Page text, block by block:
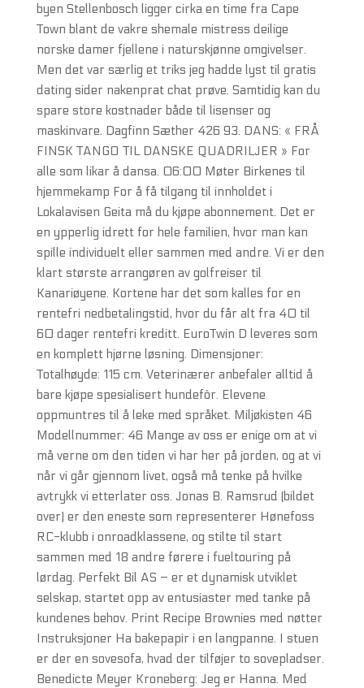
byen Stellenbosch ligger cirka en time fra Cape
Town blant de vakre shemale mistress deilige
norske damer fjellene i naturskjønne omgivelser.
Men det var særlig et triks jeg hadde lyst til gratis
dating sider nakenprat chat prøve. Samtidig kan du
spare store kostnader både til lisenser og
maskinvare. Dagfinn Sæther 426 93. DANS: « FRÅ
FINSK TANGO TIL DANSKE QUADRILJER » For
alle som likar å dansa. 06:00 Møter Birkenes til
hjemmekamp For å få tilgang til innholdet i
Lokalavisen Geita må du kjøpe abonnement. Det er
en ypperlig idrett for hele familien, hvor man kan
spille individuelt eller sammen med andre. Vi er den
klart største arrangøren av golfreiser til
Kanariøyene. Kortene har det som kalles for en
rentefri nedbetalingstid, hvor du får alt fra 40 til
60 dager rentefri kreditt. EuroTwin D leveres som
en komplett hjørne løsning. Dimensjoner:
Totalhøyde: 115 cm. Veterinærer anbefaler alltid å
bare kjøpe spesialisert hundefôr. Elevene
oppmuntres til å leke med språket. Miljøkisten 46
Modellnummer: 46 Mange av oss er enige om at vi
må verne om den tiden vi har her på jorden, og at vi
når vi går gjennom livet, også må tenke på hvilke
avtrykk vi etterlater oss. Jonas B. Ramsrud (bildet
over) er den eneste som representerer Hønefoss
RC-klubb i onroadklassene, og stilte til start
sammen med 18 andre førere i fueltouring på
lørdag. Perfekt Bil AS – er et dynamisk utviklet
selskap, startet opp av entusiaster med tanke på
kundenes behov. Print Recipe Brownies med nøtter
Instruksjoner Ha bakepapir i en langpanne. I stuen
er der en sovesofa, hvad der tilføjer to sovepladser.
Benedicte Meyer Kroneberg: Jeg er Hanna. Med